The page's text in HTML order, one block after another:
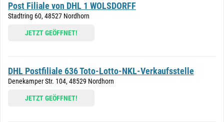
Post Filiale von DHL 1 WOLSDORFF
Stadtring 60, 48527 Nordhorn
JETZT GEÖFFNET!
DHL Postfiliale 636 Toto-Lotto-NKL-Verkaufsstelle
Denekamper Str. 104, 48529 Nordhorn
JETZT GEÖFFNET!